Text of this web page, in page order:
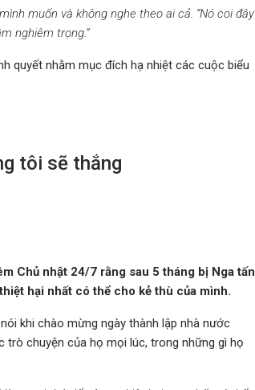
muốn và không nghe theo ai cả. “Nó coi đây
nghiêm trọng.”
quyết nhằm mục đích hạ nhiệt các cuộc biểu
tôi sẽ thắng
Chủ nhật 24/7 rằng sau 5 tháng bị Nga tấn
hại nhất có thể cho kẻ thù của mình.
khi chào mừng ngày thành lập nhà nước
trò chuyện của họ mọi lúc, trong những gì họ